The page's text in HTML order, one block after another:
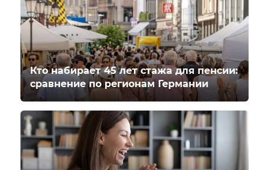
Кто набирает 45 лет стажа для пенсии:
сравнение по регионам Германии